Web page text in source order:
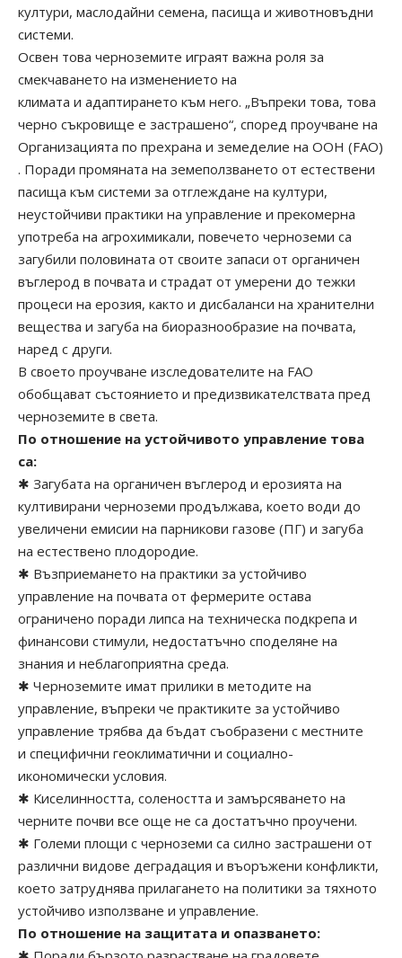
култури, маслодайни семена, пасища и животновъдни
системи.
Освен това черноземите играят важна роля за
смекчаването на изменението на
климата и адаптирането към него. „Въпреки това, това
черно съкровище е застрашено“, според проучване на
Организацията по прехрана и земеделие на ООН (FAO)
. Поради промяната на земеползването от естествени
пасища към системи за отглеждане на култури,
неустойчиви практики на управление и прекомерна
употреба на агрохимикали, повечето черноземи са
загубили половината от своите запаси от органичен
въглерод в почвата и страдат от умерени до тежки
процеси на ерозия, както и дисбаланси на хранителни
вещества и загуба на биоразнообразие на почвата,
наред с други.
В своето проучване изследователите на FAO
обобщават състоянието и предизвикателствата пред
черноземите в света.
По отношение на устойчивото управление това
са:
✱ Загубата на органичен въглерод и ерозията на
култивирани черноземи продължава, което води до
увеличени емисии на парникови газове (ПГ) и загуба
на естествено плодородие.
✱ Възприемането на практики за устойчиво
управление на почвата от фермерите остава
ограничено поради липса на техническа подкрепа и
финансови стимули, недостатъчно споделяне на
знания и неблагоприятна среда.
✱ Черноземите имат прилики в методите на
управление, въпреки че практиките за устойчиво
управление трябва да бъдат съобразени с местните
и специфични геоклиматични и социално-
икономически условия.
✱ Киселинността, солеността и замърсяването на
черните почви все още не са достатъчно проучени.
✱ Големи площи с черноземи са силно застрашени от
различни видове деградация и въоръжени конфликти,
което затруднява прилагането на политики за тяхното
устойчиво използване и управление.
По отношение на защитата и опазването: